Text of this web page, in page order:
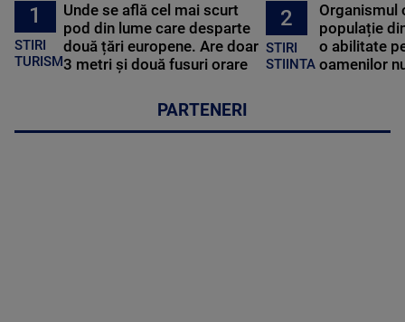
1
STIRI
TURISM
Unde se află cel mai scurt
pod din lume care desparte
două țări europene. Are doar
3 metri și două fusuri orare
2
STIRI
STIINTA
Organismul
populație
o abilitate
oamenilor
PARTENERI